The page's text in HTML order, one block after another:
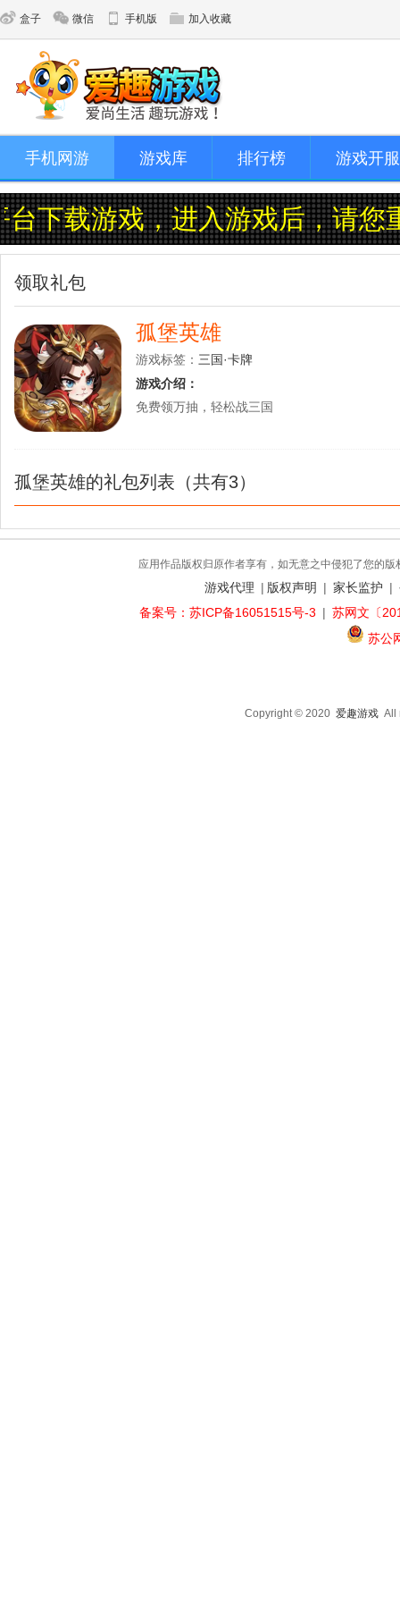
盒子 微信 手机版 加入收藏
手机网游 游戏库 排行榜 游戏开服
下载游戏，进入游戏后，请您
领取礼包
孤堡英雄
游戏标签： 三国·卡牌
游戏介绍：
免费领万抽，轻松战三国
孤堡英雄的礼包列表（共有3）
应用作品版权归原作者享有，如无意之中侵犯了您的版
游戏代理 | 版权声明 | 家长监护 |
备案号：苏ICP备16051515号-3 | 苏网文〔
苏公
Copyright © 2020 爱趣游戏 All